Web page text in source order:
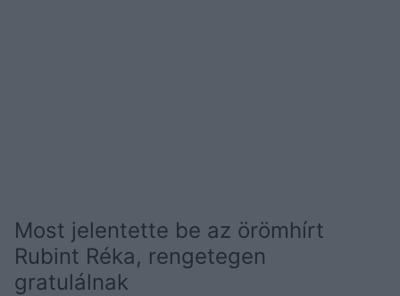
Most jelentette be az örömhírt
Rubint Réka, rengetegen
gratulálnak